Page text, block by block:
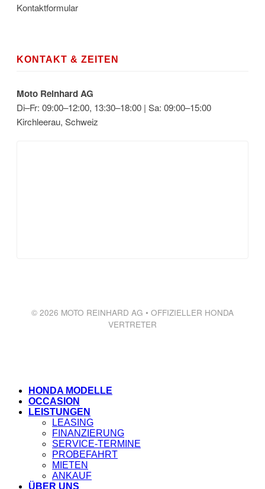
Kontaktformular
KONTAKT & ZEITEN
Moto Reinhard AG
Di–Fr: 09:00–12:00, 13:30–18:00 | Sa: 09:00–15:00
Kirchleerau, Schweiz
© 2026 MOTO REINHARD AG • OFFIZIELLER HONDA
VERTRETER
HONDA MODELLE
OCCASION
LEISTUNGEN
LEASING
FINANZIERUNG
SERVICE-TERMINE
PROBEFAHRT
MIETEN
ANKAUF
ÜBER UNS